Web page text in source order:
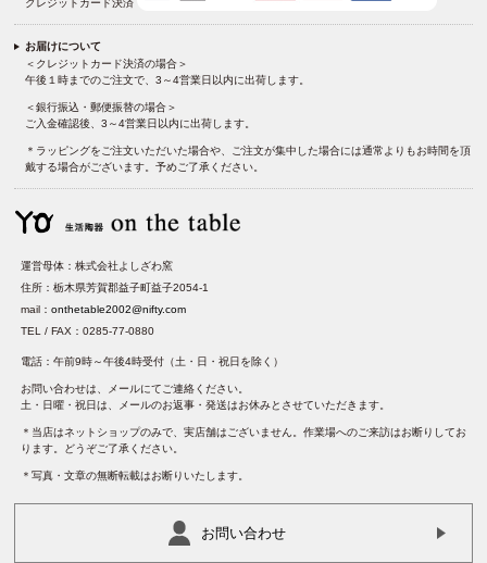
クレジットカード決済
お届けについて
＜クレジットカード決済の場合＞
午後１時までのご注文で、3～4営業日以内に出荷します。
＜銀行振込・郵便振替の場合＞
ご入金確認後、3～4営業日以内に出荷します。
＊ラッピングをご注文いただいた場合や、ご注文が集中した場合には通常よりもお時間を頂
戴する場合がございます。予めご了承ください。
運営母体：株式会社よしざわ窯
住所：栃木県芳賀郡益子町益子2054-1
mail：onthetable2002@nifty.com
TEL / FAX：0285-77-0880
電話：午前9時～午後4時受付（土・日・祝日を除く）
お問い合わせは、メールにてご連絡ください。
土・日曜・祝日は、メールのお返事・発送はお休みとさせていただきます。
＊当店はネットショップのみで、実店舗はございません。作業場へのご来訪はお断りしてお
ります。どうぞご了承ください。
＊写真・文章の無断転載はお断りいたします。
お問い合わせ